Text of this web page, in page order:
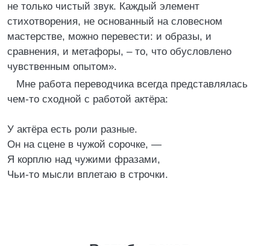
не только чистый звук. Каждый элемент
стихотворения, не основанный на словесном
мастерстве, можно перевести: и образы, и
сравнения, и метафоры, – то, что обусловлено
чувственным опытом».
Мне работа переводчика всегда представлялась
чем-то сходной с работой актёра:
У актёра есть роли разные.
Он на сцене в чужой сорочке, —
Я корплю над чужими фразами,
Чьи-то мысли вплетаю в строчки.